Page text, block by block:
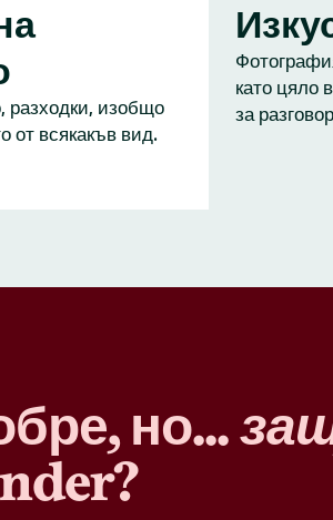
разходки, изобщо
от всякакъв вид.
като цяло
за
но...